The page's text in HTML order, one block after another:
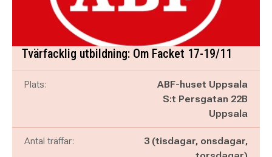
Tvärfacklig utbildning: Om Facket 17-19/11
Plats:
ABF-huset Uppsala
S:t Persgatan 22B
Uppsala
Antal träffar:
3 (tisdagar, onsdagar,